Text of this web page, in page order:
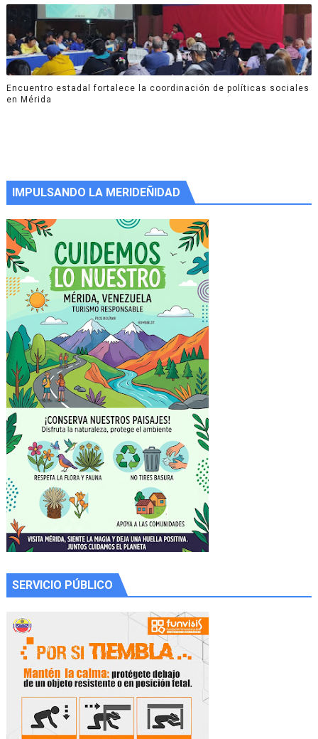
Encuentro estadal fortalece la coordinación de políticas sociales
en Mérida
IMPULSANDO LA MERIDEÑIDAD
SERVICIO PÚBLICO